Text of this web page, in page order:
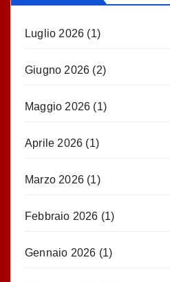
Luglio 2026 (1)
Giugno 2026 (2)
Maggio 2026 (1)
Aprile 2026 (1)
Marzo 2026 (1)
Febbraio 2026 (1)
Gennaio 2026 (1)